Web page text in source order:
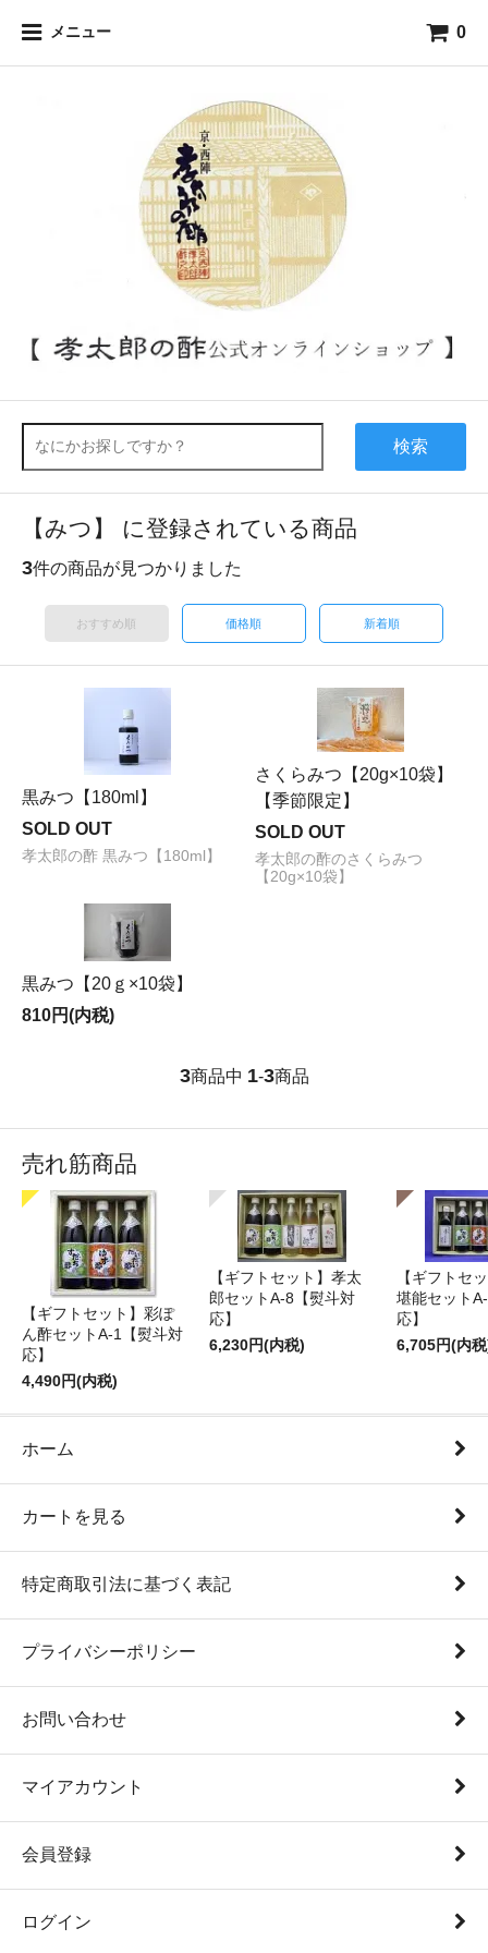
メニュー 0
検索
【みつ】 に登録されている商品
3件の商品が見つかりました
おすすめ順 価格順 新着順
黒みつ【180ml】
SOLD OUT
孝太郎の酢 黒みつ【180ml】
さくらみつ【20g×10袋】
【季節限定】
SOLD OUT
孝太郎の酢のさくらみつ
【20g×10袋】
黒みつ【20ｇ×10袋】
810円(内税)
3商品中 1-3商品
売れ筋商品
【ギフトセット】彩ぽ
ん酢セットA-1【熨斗対
応】
4,490円(内税)
【ギフトセット】孝太
郎セットA-8【熨斗対
応】
6,230円(内税)
【ギフトセ
堪能セット
応】
6,705円(内
ホーム
カートを見る
特定商取引法に基づく表記
プライバシーポリシー
お問い合わせ
マイアカウント
会員登録
ログイン